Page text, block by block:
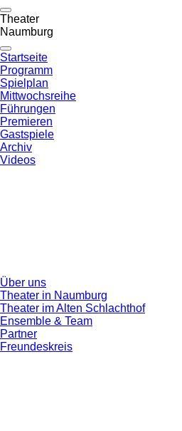
Theater
Naumburg
Startseite
Programm
Spielplan
Mittwochsreihe
Führungen
Premieren
Gastspiele
Archiv
Videos
Über uns
Theater in Naumburg
Theater im Alten Schlachthof
Ensemble & Team
Partner
Freundeskreis